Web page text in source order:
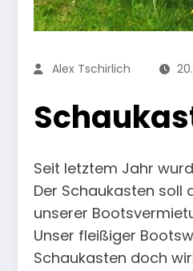
Alex Tschirlich
Seit letztem Jahr
Der Schaukasten
unserer
Unser fleißiger
Schaukasten doch